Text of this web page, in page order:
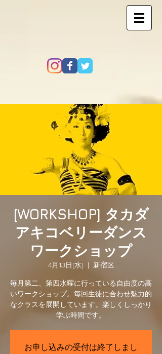
[WORKSHOP] タカダ
アキコベリーダンス
ワークショップ
4月13日(水)
  |
新宿区
毎月第二、第四水曜に行っている自由度の高
いワークショップ。毎回生徒に合わせ魅力的
なクラスを展開しています。楽しくしっかり
学ぶ時間です。
お申し込みの受付は終了しまし